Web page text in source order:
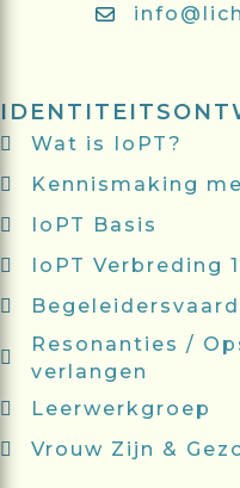
Wat is IoPT?
Kennismaking
IoPT Basis
IoPT Verbreding 1
Resonanties /
verlangen
Leerwerkgroep
Vrouw Zijn &